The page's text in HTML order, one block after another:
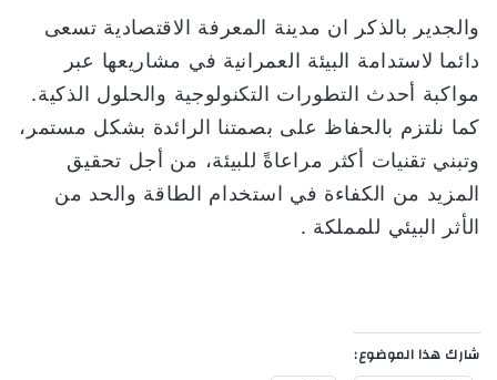
والجدير بالذكر ان مدينة المعرفة الاقتصادية تسعى
دائما لاستدامة البيئة العمرانية في مشاريعها عبر
مواكبة أحدث التطورات التكنولوجية والحلول الذكية.
كما نلتزم بالحفاظ على بصمتنا الرائدة بشكل مستمر،
وتبني تقنيات أكثر مراعاةً للبيئة، من أجل تحقيق
المزيد من الكفاءة في استخدام الطاقة والحد من
الأثر البيئي للمملكة .
شارك هذا الموضوع: